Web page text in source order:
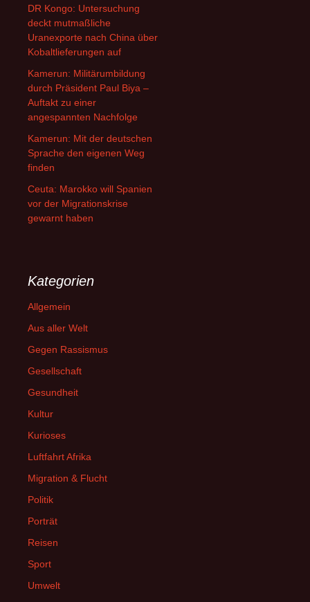
DR Kongo: Untersuchung
deckt mutmaßliche
Uranexporte nach China über
Kobaltlieferungen auf
Kamerun: Militärumbildung
durch Präsident Paul Biya –
Auftakt zu einer
angespannten Nachfolge
Kamerun: Mit der deutschen
Sprache den eigenen Weg
finden
Ceuta: Marokko will Spanien
vor der Migrationskrise
gewarnt haben
Kategorien
Allgemein
Aus aller Welt
Gegen Rassismus
Gesellschaft
Gesundheit
Kultur
Kurioses
Luftfahrt Afrika
Migration & Flucht
Politik
Porträt
Reisen
Sport
Umwelt